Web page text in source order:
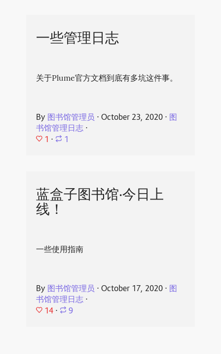
一些管理日志
关于Plume官方文档到底有多坑这件事。
By 图书馆管理员⋅ October 23, 2020⋅ 图
书馆管理日志⋅
1 ⋅ 1
蓝盒子图书馆·今日上
线！
一些使用指南
By 图书馆管理员⋅ October 17, 2020⋅ 图
书馆管理日志⋅
14 ⋅ 9